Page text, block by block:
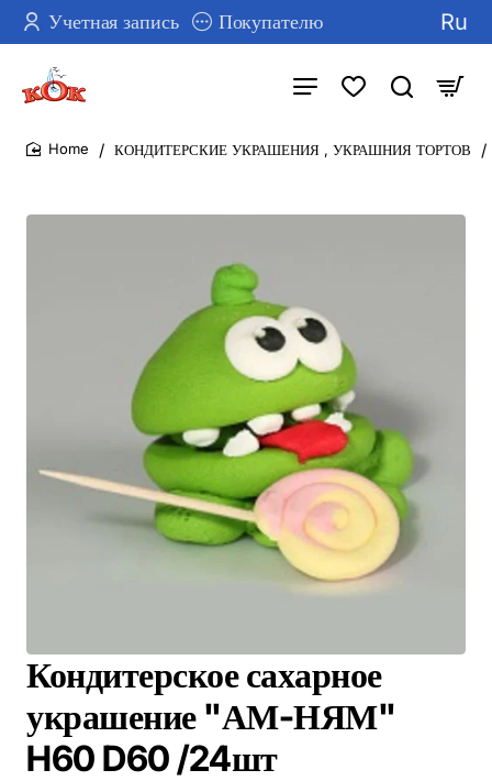
Учетная запись Покупателю Ru
КОНДИТЕРСКИЕ УКРАШЕНИЯ , УКРАШНИЯ ТОРТОВ
Кондитерское сахарное
украшение "АМ-НЯМ"
H60 D60 /24шт